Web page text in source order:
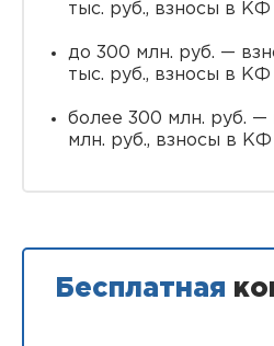
тыс. руб., взносы в
до 300 млн. руб. —
тыс. руб., взносы в
более 300 млн. руб. —
млн. руб., взносы в
Бесплатная